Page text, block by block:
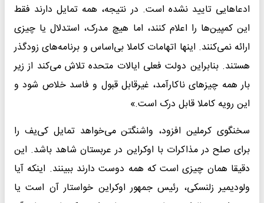
ادعاهایی تایید نشده است. در نتیجه، همه تمایل دارند فقط
این کمپین‌ها را اعلام کنند، اما هیچ مدرک، استدلال یا چیزی
ارائه نمی‌کنند. اینها اتهامات کاملا بی‌اساس و برنامه‌های زودگذر
هستند. بنابراین دولت فعلی ایالات متحده تلاش می‌کند از زیر
بار همه چیزهای ناکارآمد، غیرقابل قبول و فاسد خلاص شود و
این رویه کاملا قابل درک است.»
سخنگوی کرملین افزود، واشنگتن می‌خواهد تمایل کی‌یف را
برای صلح در مذاکرات با اوکراین در عربستان شاهد باشد. این
دقیقا همان چیزی است که همه دوست دارند ببینند. اینکه آیا
ولودیمیر زلنسکی، رئیس جمهور اوکراین خواستار آن است یا